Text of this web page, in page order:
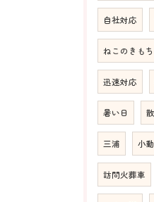
自社対応
ねこのきもち
迅速対応
暑い日
三浦 小
訪問火葬車